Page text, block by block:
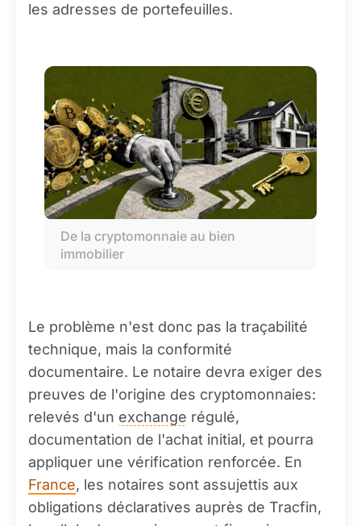
les adresses de portefeuilles.
De la cryptomonnaie au bien
immobilier
Le problème n'est donc pas la traçabilité
technique, mais la conformité
documentaire. Le notaire devra exiger des
preuves de l'origine des cryptomonnaies:
relevés d'un exchange régulé,
documentation de l'achat initial, et pourra
appliquer une vérification renforcée. En
France, les notaires sont assujettis aux
obligations déclaratives auprès de Tracfin,